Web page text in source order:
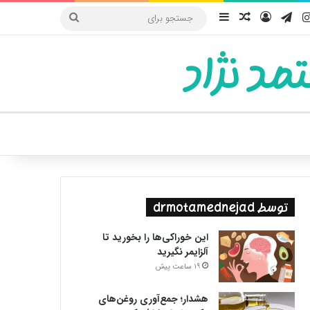
اینستاگرام
تلگرامورودنوشته تصادفی
سایدبار
جستجو
نژاد
پوسته
توسط drmotamednejad
این خوراکی‌ها را بخورید تا
آلزایمر نگیرید
19 ساعت پیش
هشدار؛ جمع‌آوری روغن‌های